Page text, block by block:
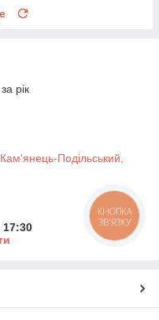
рік
Подільський,
17:30
КНОПКА
ЗВ'ЯЗКУ